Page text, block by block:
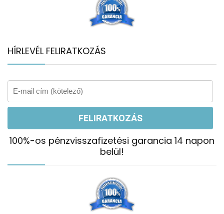
HÍRLEVÉL FELIRATKOZÁS
100%-os pénzvisszafizetési garancia 14 napon
belül!